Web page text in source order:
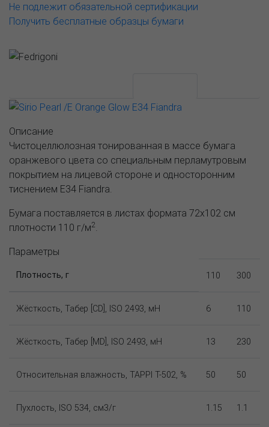
Не подлежит обязательной сертификации
Получить бесплатные образцы бумаги
Описание
Чистоцеллюлозная тонированная в массе бумага
оранжевого цвета со специальным перламутровым
покрытием на лицевой стороне и односторонним
тиснением E34 Fiandra.
Бумага поставляется в листах формата 72x102 см
плотности 110 г/м2
Параметры
Плотность, г 110 300
Жёсткость, Табер [CD], ISO 2493, мН 6 110
Жёсткость, Табер [MD], ISO 2493, мН 13 230
Относительная влажность, TAPPI T-502, % 50 50
Пухлость, ISO 534, см3/г 1.15 1.1